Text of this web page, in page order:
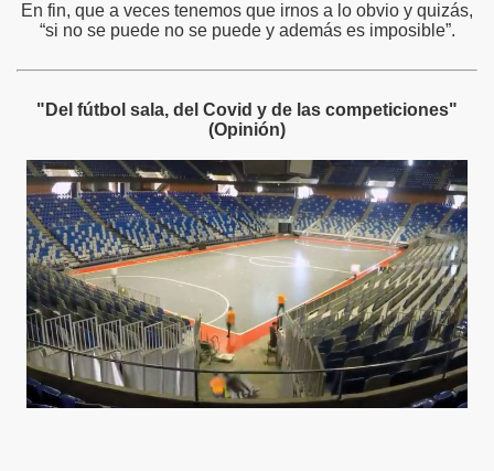
En fin, que a veces tenemos que irnos a lo obvio y quizás,
“si no se puede no se puede y además es imposible”.
"Del fútbol sala, del Covid y de las competiciones"
(Opinión)